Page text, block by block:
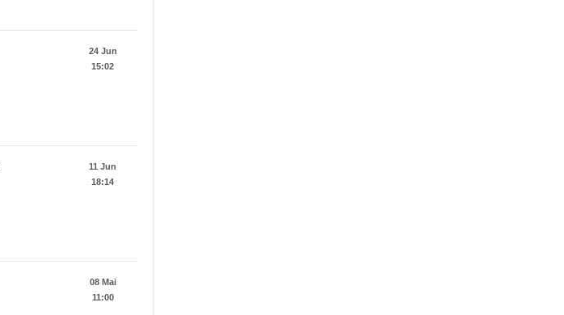
24 Jun
15:02
11 Jun
18:14
08 Mai
11:00